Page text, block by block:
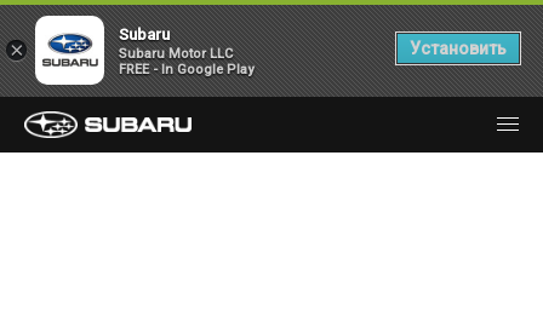
×
Subaru
Subaru Motor LLC
FREE - In Google Play
Установить